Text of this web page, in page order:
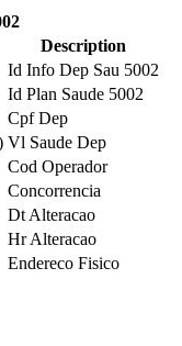
Description
Id Info Dep Sau 5002
Id Plan Saude 5002
Cpf Dep
Vl Saude Dep
Cod Operador
Concorrencia
Dt Alteracao
Hr Alteracao
Endereco Fisico